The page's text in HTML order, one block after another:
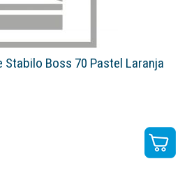
Boss 70 Pastel Laranja